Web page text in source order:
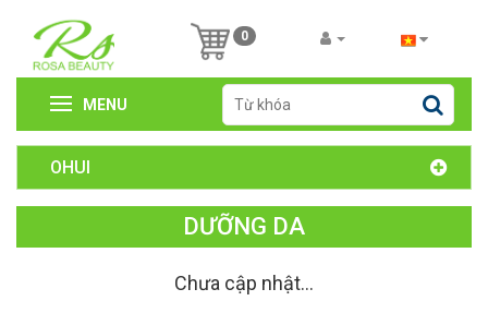
0
MENU
OHUI
DƯỠNG DA
Chưa cập nhật...